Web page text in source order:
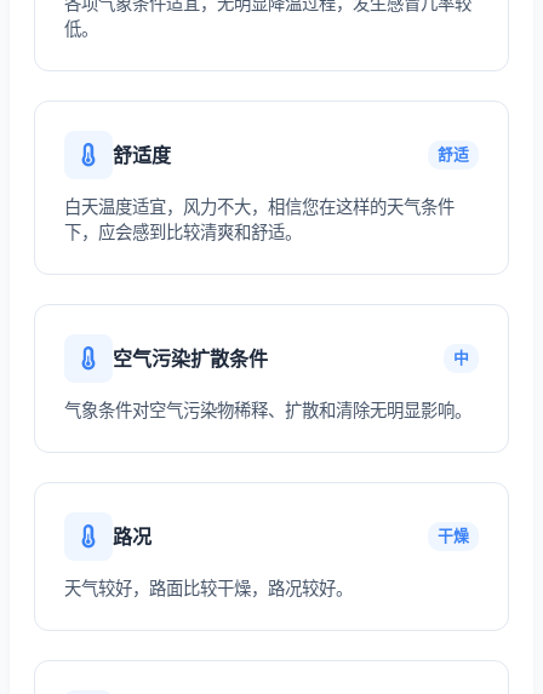
低。
舒适度 舒适
白天温度适宜，风力不大，相信您在这样的天气条件
下，应会感到比较清爽和舒适。
空气污染扩散条件 中
气象条件对空气污染物稀释、扩散和清除无明显影响。
路况 干燥
天气较好，路面比较干燥，路况较好。